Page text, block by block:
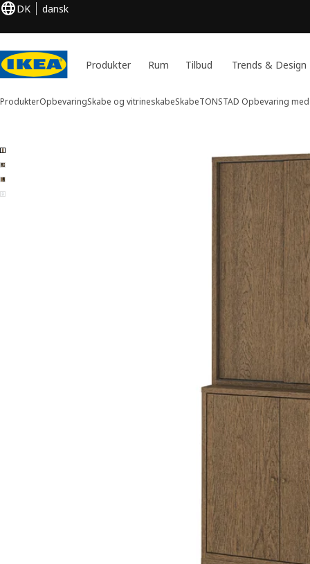
DK dansk
Produkter Rum Tilbud Trends & Design
ProdukterOpbevaringSkabe og vitrineskabeSkabeTONSTAD Opbevaring
4 billeder af TONSTAD
over
Image zoomed out, normal view